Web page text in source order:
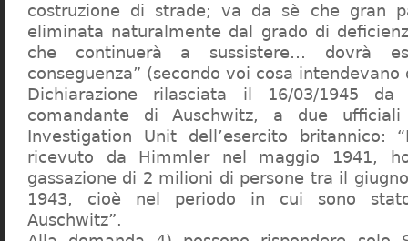
costruzione di strade; va da sè che gran
eliminata naturalmente dal grado di
che continuerà a sussistere… dovrà
conseguenza” (secondo voi cosa intendevano
Dichiarazione rilasciata il 16/03/1945
comandante di Auschwitz, a due
Investigation Unit dell’esercito britannico:
ricevuto da Himmler nel maggio 1941,
gassazione di 2 milioni di persone tra il
1943, cioè nel periodo in cui sono
Auschwitz”.